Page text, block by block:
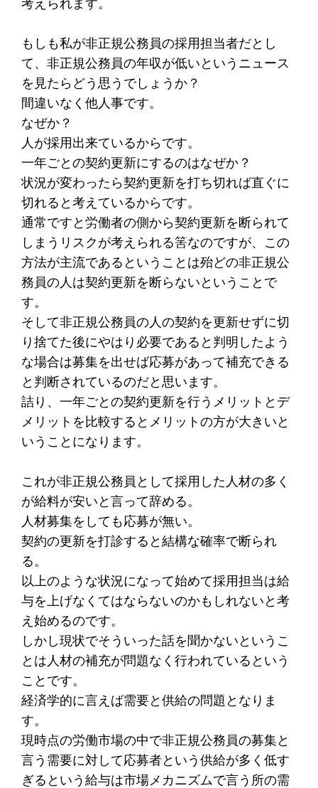
もしも私が非正規公務員の採用担当者だとし
て、非正規公務員の年収が低いというニュース
を見たらどう思うでしょうか？
間違いなく他人事です。
なぜか？
人が採用出来ているからです。
一年ごとの契約更新にするのはなぜか？
状況が変わったら契約更新を打ち切れば直ぐに
切れると考えているからです。
通常ですと労働者の側から契約更新を断られて
しまうリスクが考えられる筈なのですが、この
方法が主流であるということは殆どの非正規公
務員の人は契約更新を断らないということで
す。
そして非正規公務員の人の契約を更新せずに切
り捨てた後にやはり必要であると判明したよう
な場合は募集を出せば応募があって補充できる
と判断されているのだと思います。
詰り、一年ごとの契約更新を行うメリットとデ
メリットを比較するとメリットの方が大きいと
いうことになります。
これが非正規公務員として採用した人材の多く
が給料が安いと言って辞める。
人材募集をしても応募が無い。
契約の更新を打診すると結構な確率で断られ
る。
以上のような状況になって始めて採用担当は給
与を上げなくてはならないのかもしれないと考
え始めるのです。
しかし現状でそういった話を聞かないというこ
とは人材の補充が問題なく行われているという
ことです。
経済学的に言えば需要と供給の問題となりま
す。
現時点の労働市場の中で非正規公務員の募集と
言う需要に対して応募者という供給が多く低す
ぎるという給与は市場メカニズムで言う所の需